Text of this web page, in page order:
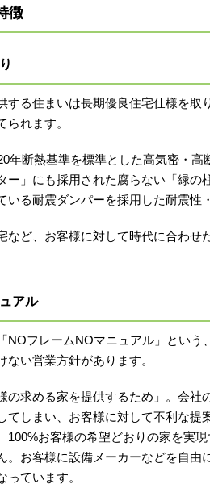
徴
する住まいは長期優良住宅仕様を取
れます。
年断熱基準を標準とした高気密・高
ー」にも採用された腐らない「緑の
いる耐震ダンパーを採用した耐震性
など、お客様に対して時代に合わせ
アル
NOフレームNOマニュアル」という
ない営業方針があります。
の求める家を提供するため」。会社
てしまい、お客様に対して不利な提
100%お客様の希望どおりの家を実
。お客様に設備メーカーなどを自由
ています。